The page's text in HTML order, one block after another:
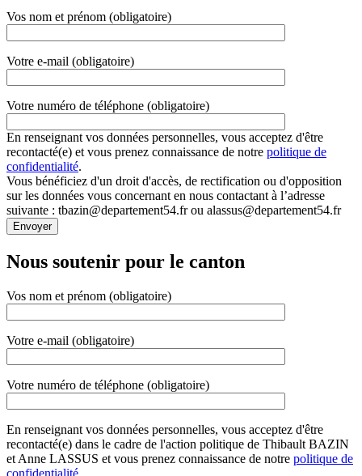
Vos nom et prénom (obligatoire)
Votre e-mail (obligatoire)
Votre numéro de téléphone (obligatoire)
En renseignant vos données personnelles, vous acceptez d'être
recontacté(e) et vous prenez connaissance de notre politique de
confidentialité.
Vous bénéficiez d'un droit d'accès, de rectification ou d'opposition
sur les données vous concernant en nous contactant à l’adresse
suivante : tbazin@departement54.fr ou alassus@departement54.fr
Nous soutenir pour le canton
Vos nom et prénom (obligatoire)
Votre e-mail (obligatoire)
Votre numéro de téléphone (obligatoire)
En renseignant vos données personnelles, vous acceptez d'être
recontacté(e) dans le cadre de l'action politique de Thibault BAZIN
et Anne LASSUS et vous prenez connaissance de notre politique de
confidentialité.